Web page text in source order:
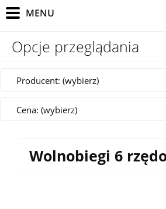
Opcje przeglądania
Producent: (wybierz)
Cena: (wybierz)
Wolnobiegi 6